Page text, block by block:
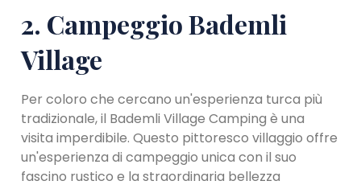
2. Campeggio Bademli
Village
Per coloro che cercano un'esperienza turca più
tradizionale, il Bademli Village Camping è una
visita imperdibile. Questo pittoresco villaggio offre
un'esperienza di campeggio unica con il suo
fascino rustico e la straordinaria bellezza